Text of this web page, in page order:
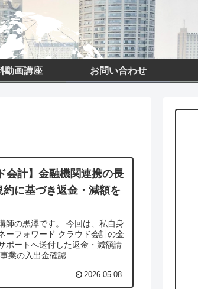
動画講座 お問い合わせ
会計】金融機関連携の長
に基づき返金・減額を
師の黒澤です。 今回は、私自身
ーフォワード クラウド会計の金
ポートへ送付した返金・減額請
業の入出金確認...
2026.05.08